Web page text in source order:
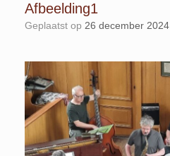
Afbeelding1
Geplaatst op 26 december 2024